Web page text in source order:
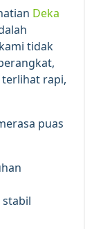
Deka
tidak
rapi,
puas